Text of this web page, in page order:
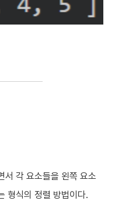
서 각 요소들을 왼쪽 요소
형식의 정렬 방법이다.